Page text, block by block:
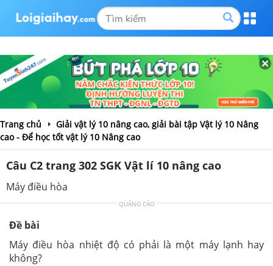
Trang chủ
Giải vật lý 10 nâng cao, giải bài tập Vật lý 10 Nâng
cao - Để học tốt vật lý 10 Nâng cao
Câu C2 trang 302 SGK Vật lí 10 nâng cao
Máy điều hòa
QUẢNG CÁO
Đề bài
Máy điều hòa nhiệt độ có phải là một máy lạnh hay
không?